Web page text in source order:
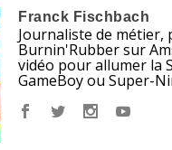
Franck Fischbach
Journaliste de métier,
Burnin'Rubber sur
vidéo pour allumer la
GameBoy ou Super-